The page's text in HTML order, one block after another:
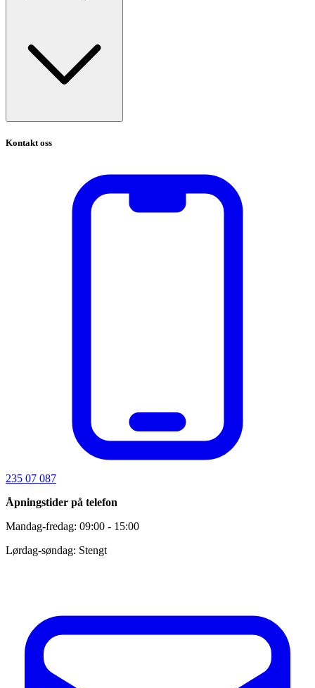
Kontakt oss
235 07 087
Åpningstider på telefon
Mandag-fredag: 09:00 - 15:00
Lørdag-søndag: Stengt